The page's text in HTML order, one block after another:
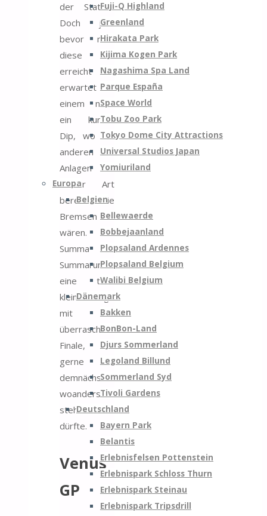
Fuji-Q Highland
Greenland
Hirakata Park
Kijima Kogen Park
Nagashima Spa Land
Parque España
Space World
Tobu Zoo Park
Tokyo Dome City Attractions
Universal Studios Japan
Yomiuriland
Europa
Belgien
Bellewaerde
Bobbejaanland
Plopsaland Ardennes
Plopsaland Belgium
Walibi Belgium
Dänemark
Bakken
BonBon-Land
Djurs Sommerland
Legoland Billund
Sommerland Syd
Tivoli Gardens
Deutschland
Bayern Park
Belantis
Erlebnisfelsen Pottenstein
Erlebnispark Schloss Thurn
Erlebnispark Steinau
Erlebnispark Tripsdrill
der Station.
Doch just
bevor man
diese
erreicht
erwartet
einem noch
ein kurzer
Dip, wo bei
anderen
Anlagen
dieser Art
bereits die
Bremsen
wären.
Summa
Summarum
eine tolle
kleine Anlage
mit
überraschenden
Finale, die
gerne
demnächst
woanders
stehen
dürfte.
Venus
GP